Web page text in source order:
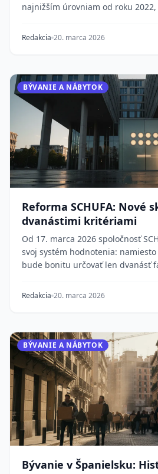
najnižším úrovniam od roku
Redakcia 20. marca 2026
BÝVANIE A NÁBYTOK
Reforma SCHUFA: Nové
dvanástimi kritériami
Od 17. marca 2026 spoločnosť
svoj systém hodnotenia:
bude bonitu určovať len dvanásť
Redakcia 20. marca 2026
BÝVANIE A NÁBYTOK
Bývanie v Španielsku: